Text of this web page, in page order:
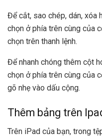
Để cắt, sao chép, dán, xóa
chọn ở phía trên cùng của
chọn trên thanh lệnh.
Để nhanh chóng thêm cột
chọn ở phía trên cùng của
gõ nhẹ vào dấu cộng.
Thêm bảng trên
Trên iPad của bạn, trong